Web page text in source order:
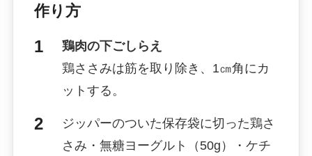
作り方
鶏肉の下ごしらえ
鶏ささみは筋を取り除き、1㎝角にカ
ットする。
ジッパーのついた保存袋に切った鶏さ
さみ・無糖ヨーグルト（50g）・ケチ